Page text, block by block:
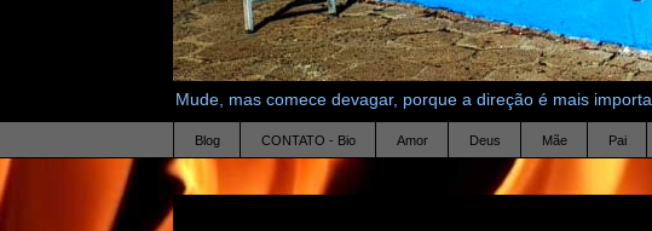
Mude, mas comece devagar, porque a direção é mais
Blog CONTATO - Bio Amor Deus Mãe Pai